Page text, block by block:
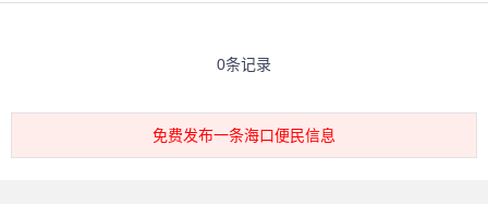
0条记录
免费发布一条海口便民信息